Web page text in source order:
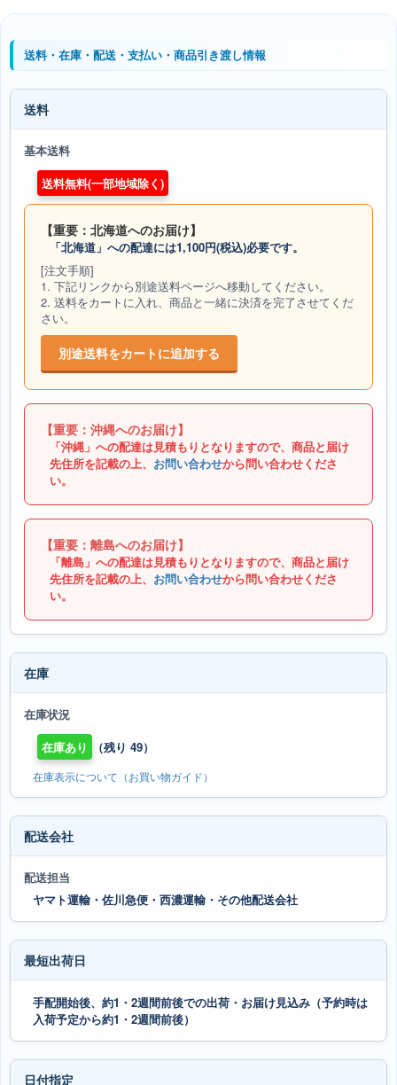
送料・在庫・配送・支払い・商品引き渡し情報
送料
基本送料
送料無料(一部地域除く)
【重要：北海道へのお届け】
「北海道」への配達には1,100円(税込)必要です。
[注文手順]
1. 下記リンクから別途送料ページへ移動してください。
2. 送料をカートに入れ、商品と一緒に決済を完了させてくだ
さい。
別途送料をカートに追加する
【重要：沖縄へのお届け】
「沖縄」への配達は見積もりとなりますので、商品と届け
先住所を記載の上、 お問い合わせから問い合わせくださ
い。
【重要：離島へのお届け】
「離島」への配達は見積もりとなりますので、商品と届け
先住所を記載の上、 お問い合わせから問い合わせくださ
い。
在庫
在庫状況
在庫あり
（残り 49）
在庫表示について（お買い物ガイド）
配送会社
配送担当
ヤマト運輸・佐川急便・西濃運輸・その他配送会社
最短出荷日
手配開始後、約1・2週間前後での出荷・お届け見込み（予約時は
入荷予定から約1・2週間前後）
日付指定